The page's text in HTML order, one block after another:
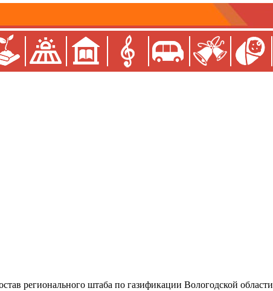
регионального штаба по газификации Вологодской области